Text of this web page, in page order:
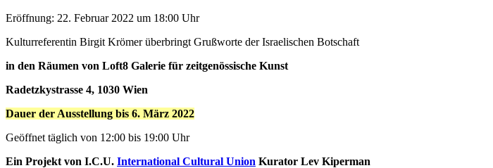
Eröffnung: 22. Februar 2022 um 18:00 Uhr
Kulturreferentin Birgit Krömer überbringt Grußworte der Israelischen Botschaft
in den Räumen von Loft8 Galerie für zeitgenössische Kunst
Radetzkystrasse 4, 1030 Wien
Dauer der Ausstellung bis 6. März 2022
Geöffnet täglich von 12:00 bis 19:00 Uhr
Ein Projekt von I.C.U. International Cultural Union Kurator Lev Kiperman